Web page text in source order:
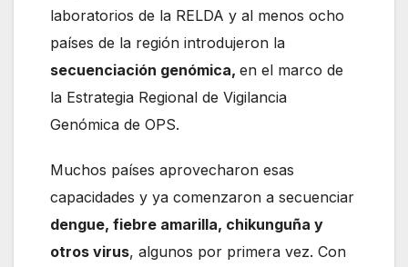
laboratorios de la RELDA y al menos ocho
países de la región introdujeron la
secuenciación genómica, en el marco de
la Estrategia Regional de Vigilancia
Genómica de OPS.
Muchos países aprovecharon esas
capacidades y ya comenzaron a secuenciar
dengue, fiebre amarilla, chikunguña y
otros virus, algunos por primera vez. Con